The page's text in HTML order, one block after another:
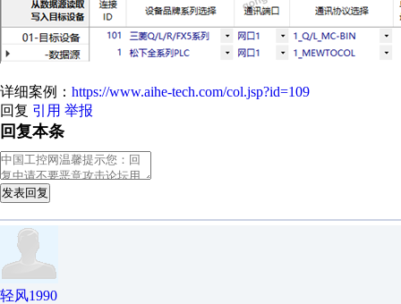
详细案例： https://www.aihe-tech.com/col.jsp?id=109
回复 引用 举报
回复本条
发表回复
轻风1990